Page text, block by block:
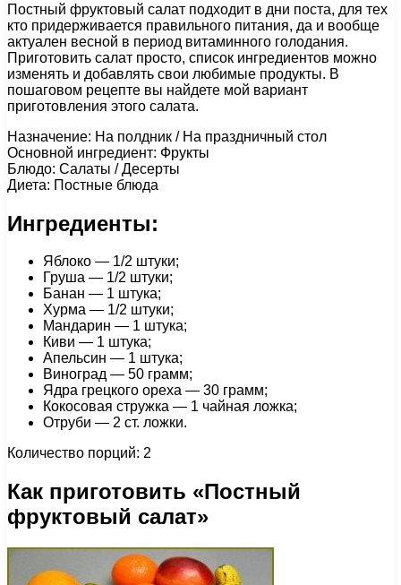
Постный фруктовый салат подходит в дни поста, для тех
кто придерживается правильного питания, да и вообще
актуален весной в период витаминного голодания.
Приготовить салат просто, список ингредиентов можно
изменять и добавлять свои любимые продукты. В
пошаговом рецепте вы найдете мой вариант
приготовления этого салата.
Назначение: На полдник / На праздничный стол
Основной ингредиент: Фрукты
Блюдо: Салаты / Десерты
Диета: Постные блюда
Ингредиенты:
Яблоко — 1/2 штуки;
Груша — 1/2 штуки;
Банан — 1 штука;
Хурма — 1/2 штуки;
Мандарин — 1 штука;
Киви — 1 штука;
Апельсин — 1 штука;
Виноград — 50 грамм;
Ядра грецкого ореха — 30 грамм;
Кокосовая стружка — 1 чайная ложка;
Отруби — 2 ст. ложки.
Количество порций: 2
Как приготовить «Постный
фруктовый салат»